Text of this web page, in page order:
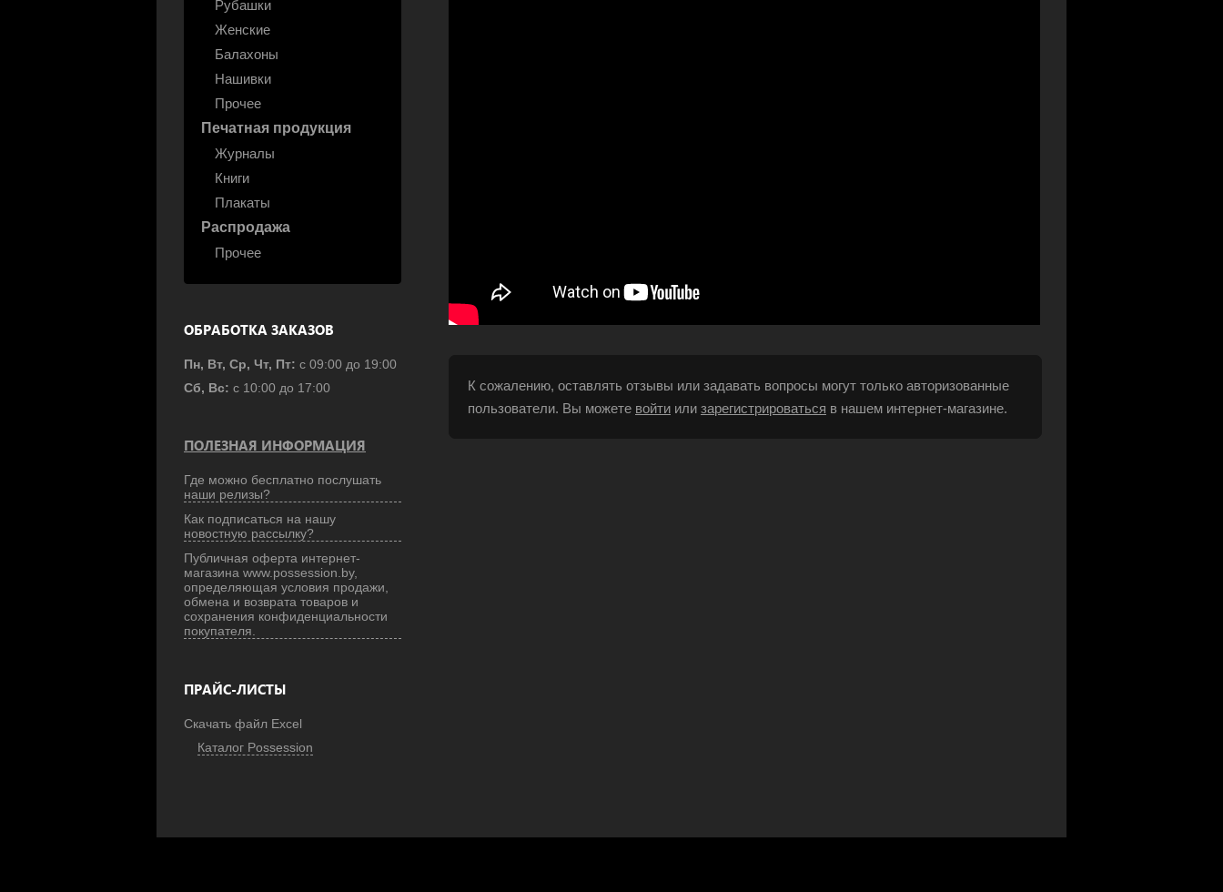
Рубашки
Женские
Балахоны
Нашивки
Прочее
Печатная продукция
Журналы
Книги
Плакаты
Распродажа
Прочее
ОБРАБОТКА ЗАКАЗОВ
Пн, Вт, Ср, Чт, Пт: с 09:00 до 19:00
Сб, Вс: с 10:00 до 17:00
ПОЛЕЗНАЯ ИНФОРМАЦИЯ
Где можно бесплатно послушать
наши релизы?
Как подписаться на нашу
новостную рассылку?
Публичная оферта интернет-
магазина www.possession.by,
определяющая условия продажи,
обмена и возврата товаров и
сохранения конфиденциальности
покупателя.
ПРАЙС-ЛИСТЫ
Скачать файл Excel
Каталог Possession
К сожалению, оставлять отзывы или задавать вопросы могут только авторизованные
пользователи. Вы можете войти или зарегистрироваться в нашем интернет-магазине.